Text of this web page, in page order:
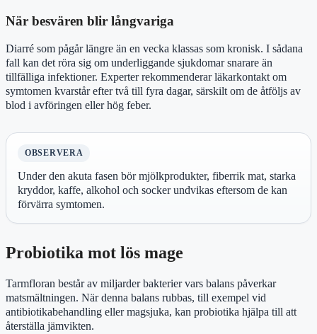
När besvären blir långvariga
Diarré som pågår längre än en vecka klassas som kronisk. I sådana
fall kan det röra sig om underliggande sjukdomar snarare än
tillfälliga infektioner. Experter rekommenderar läkarkontakt om
symtomen kvarstår efter två till fyra dagar, särskilt om de åtföljs av
blod i avföringen eller hög feber.
OBSERVERA
Under den akuta fasen bör mjölkprodukter, fiberrik mat, starka
kryddor, kaffe, alkohol och socker undvikas eftersom de kan
förvärra symtomen.
Probiotika mot lös mage
Tarmfloran består av miljarder bakterier vars balans påverkar
matsmältningen. När denna balans rubbas, till exempel vid
antibiotikabehandling eller magsjuka, kan probiotika hjälpa till att
återställa jämvikten.